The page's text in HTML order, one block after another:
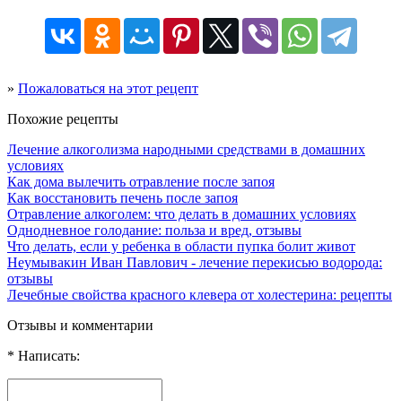
» Пожаловаться на этот рецепт
Похожие рецепты
Лечение алкоголизма народными средствами в домашних
условиях
Как дома вылечить отравление после запоя
Как восстановить печень после запоя
Отравление алкоголем: что делать в домашних условиях
Однодневное голодание: польза и вред, отзывы
Что делать, если у ребенка в области пупка болит живот
Неумывакин Иван Павлович - лечение перекисью водорода:
отзывы
Лечебные свойства красного клевера от холестерина: рецепты
Отзывы и комментарии
* Написать: